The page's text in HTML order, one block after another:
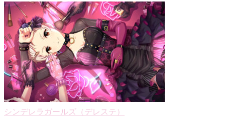
シンデレラガールズ（デレステ）